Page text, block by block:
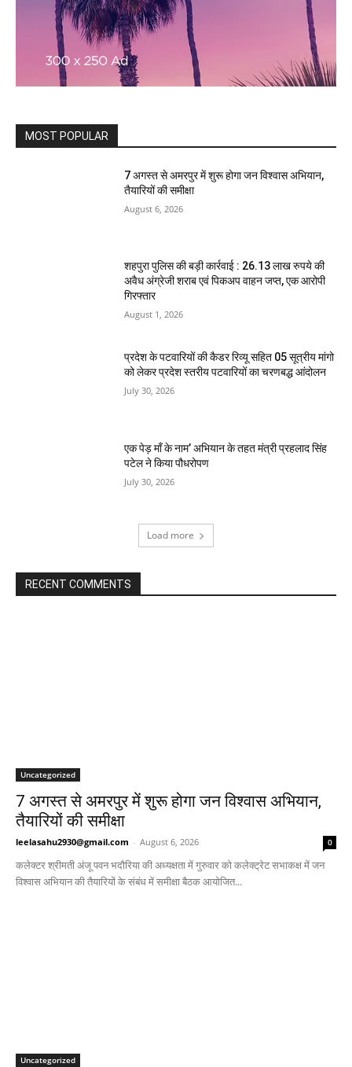
MOST POPULAR
7 अगस्त से अमरपुर में शुरू होगा जन विश्वास अभियान,
तैयारियों की समीक्षा
August 6, 2026
शहपुरा पुलिस की बड़ी कार्रवाई : 26.13 लाख रुपये की
अवैध अंग्रेजी शराब एवं पिकअप वाहन जप्त, एक आरोपी
गिरफ्तार
August 1, 2026
प्रदेश के पटवारियों की कैडर रिव्यू सहित 05 सूत्रीय मांगो
को लेकर प्रदेश स्तरीय पटवारियों का चरणबद्ध आंदोलन
July 30, 2026
एक पेड़ माँ के नाम’ अभियान के तहत मंत्री प्रहलाद सिंह
पटेल ने किया पौधरोपण
July 30, 2026
Load more
RECENT COMMENTS
Uncategorized
7 अगस्त से अमरपुर में शुरू होगा जन विश्वास अभियान,
तैयारियों की समीक्षा
leelasahu2930@gmail.com - August 6, 2026 0
कलेक्टर श्रीमती अंजू पवन भदौरिया की अध्यक्षता में गुरुवार को कलेक्ट्रेट सभाकक्ष में जन
विश्वास अभियान की तैयारियों के संबंध में समीक्षा बैठक आयोजित...
Uncategorized